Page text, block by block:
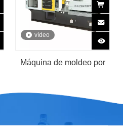
vídeo
Máquina de moldeo por